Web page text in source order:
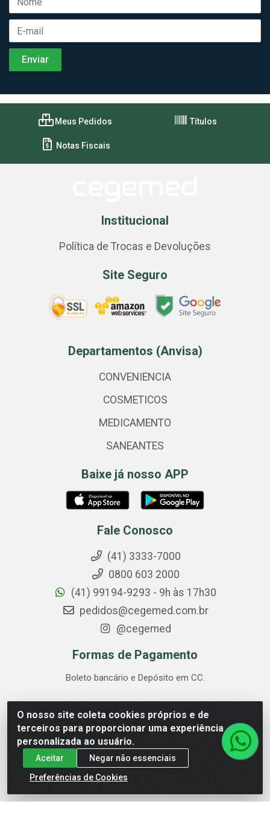
O nosso site coleta cookies próprios e de
terceiros para proporcionar uma experiência
personalizada ao usuário.
Aceitar
Negar não essenciais
Preferências de Cookies
Meus Pedidos Títulos
Notas Fiscais
Institucional
Política de Trocas e Devoluções
Site Seguro
Departamentos (Anvisa)
CONVENIENCIA
COSMETICOS
MEDICAMENTO
SANEANTES
Baixe já nosso APP
Fale Conosco
(41) 3333-7000
0800 603 2000
(41) 99194-9293 - 9h às 17h30
pedidos@cegemed.com.br
@cegemed
Formas de Pagamento
Boleto bancário e Depósito em CC.
Cegemed Distribuidora - Rua Alagoas, 2175 - Guaíra,
Curitiba/PR - CEP 80.630-050 - CNPJ 85.017.994/0001-01